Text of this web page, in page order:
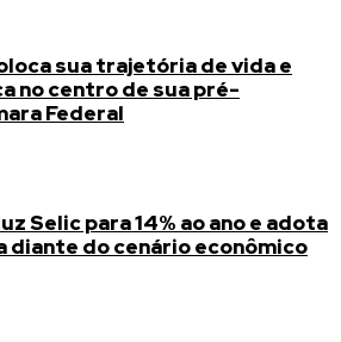
sua trajetória de vida e
no centro de sua pré-
Federal
Selic para 14% ao ano e adota
do cenário econômico